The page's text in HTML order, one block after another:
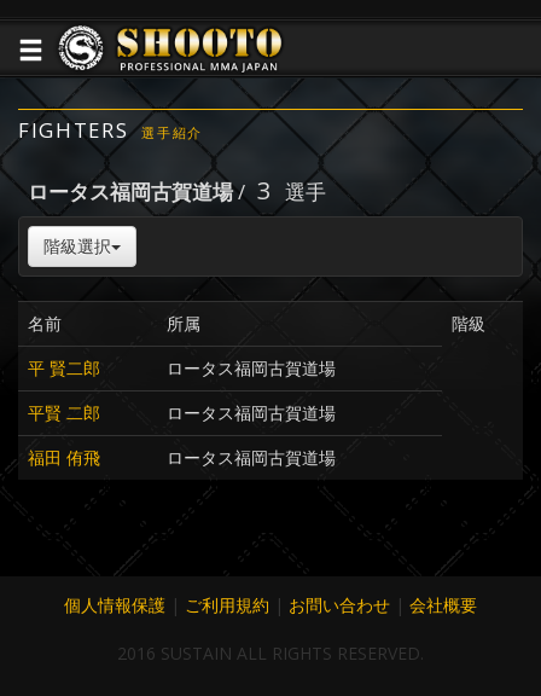
FIGHTERS 選手紹介
ロータス福岡古賀道場/ 3 選手
階級選択
名前 所属
階級
平 賢二郎
ロータス福岡古賀道場
平賢 二郎
ロータス福岡古賀道場
福田 侑飛
ロータス福岡古賀道場
個人情報保護 | ご利用規約 | お問い合わせ | 会社概要
2016 SUSTAIN ALL RIGHTS RESERVED.